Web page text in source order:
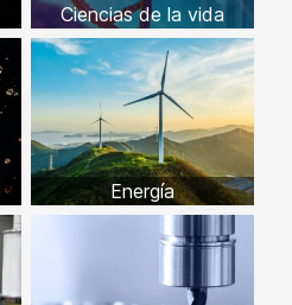
Ciencias de la vida
Energía